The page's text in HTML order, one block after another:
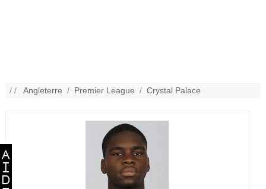
/ /Angleterre / Premier League /Crystal Palace